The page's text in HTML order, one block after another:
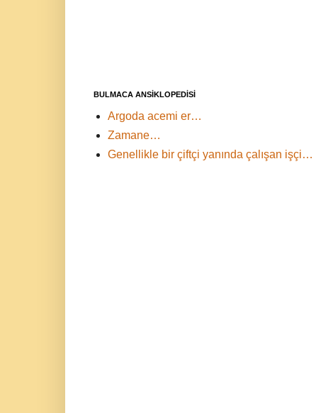
BULMACA ANSİKLOPEDİSİ
Argoda acemi er…
Zamane…
Genellikle bir çiftçi yanında çalışan işçi…